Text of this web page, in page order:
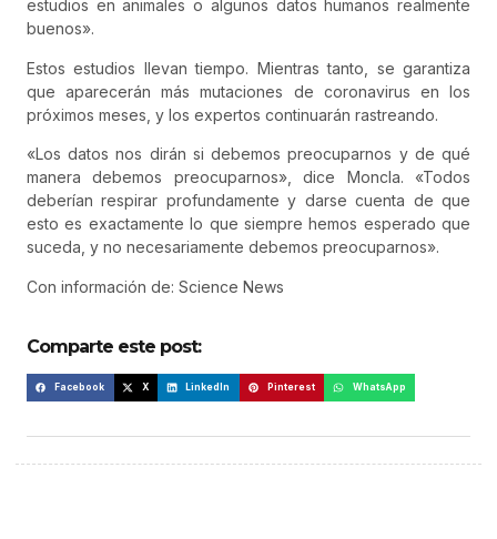
estudios en animales o algunos datos humanos realmente
buenos».
Estos estudios llevan tiempo. Mientras tanto, se garantiza
que aparecerán más mutaciones de coronavirus en los
próximos meses, y los expertos continuarán rastreando.
«Los datos nos dirán si debemos preocuparnos y de qué
manera debemos preocuparnos», dice Moncla. «Todos
deberían respirar profundamente y darse cuenta de que
esto es exactamente lo que siempre hemos esperado que
suceda, y no necesariamente debemos preocuparnos».
Con información de: Science News
Comparte este post:
Facebook X LinkedIn Pinterest WhatsApp